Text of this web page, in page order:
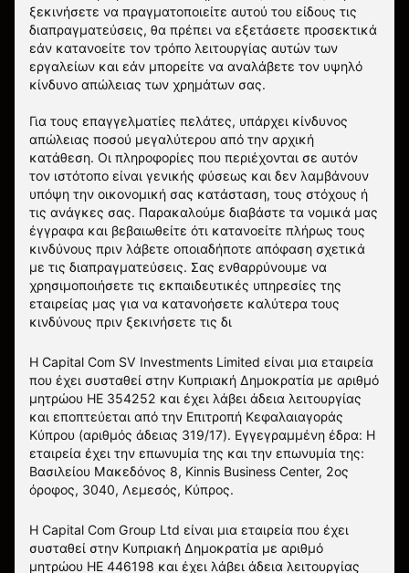
ξεκινήσετε να πραγματοποιείτε αυτού του είδους τις
διαπραγματεύσεις, θα πρέπει να εξετάσετε προσεκτικά
εάν κατανοείτε τον τρόπο λειτουργίας αυτών των
εργαλείων και εάν μπορείτε να αναλάβετε τον υψηλό
κίνδυνο απώλειας των χρημάτων σας.
Για τους επαγγελματίες πελάτες, υπάρχει κίνδυνος
απώλειας ποσού μεγαλύτερου από την αρχική
κατάθεση. Οι πληροφορίες που περιέχονται σε αυτόν
τον ιστότοπο είναι γενικής φύσεως και δεν λαμβάνουν
υπόψη την οικονομική σας κατάσταση, τους στόχους ή
τις ανάγκες σας. Παρακαλούμε διαβάστε τα νομικά μας
έγγραφα και βεβαιωθείτε ότι κατανοείτε πλήρως τους
κινδύνους πριν λάβετε οποιαδήποτε απόφαση σχετικά
με τις διαπραγματεύσεις. Σας ενθαρρύνουμε να
χρησιμοποιήσετε τις εκπαιδευτικές υπηρεσίες της
εταιρείας μας για να κατανοήσετε καλύτερα τους
κινδύνους πριν ξεκινήσετε τις δι
Η Capital Com SV Investments Limited είναι μια εταιρεία
που έχει συσταθεί στην Κυπριακή Δημοκρατία με αριθμό
μητρώου HE 354252 και έχει λάβει άδεια λειτουργίας
και εποπτεύεται από την Επιτροπή Κεφαλαιαγοράς
Κύπρου (αριθμός άδειας 319/17). Εγγεγραμμένη έδρα: Η
εταιρεία έχει την επωνυμία της και την επωνυμία της:
Βασιλείου Μακεδόνος 8, Kinnis Business Center, 2ος
όροφος, 3040, Λεμεσός, Κύπρος.
Η Capital Com Group Ltd είναι μια εταιρεία που έχει
συσταθεί στην Κυπριακή Δημοκρατία με αριθμό
μητρώου ΗΕ 446198 και έχει λάβει άδεια λειτουργίας